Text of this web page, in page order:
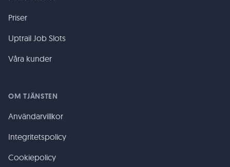
Priser
Uptrail Job Slots
Våra kunder
OM TJÄNSTEN
Användarvillkor
Integritetspolicy
Cookiepolicy